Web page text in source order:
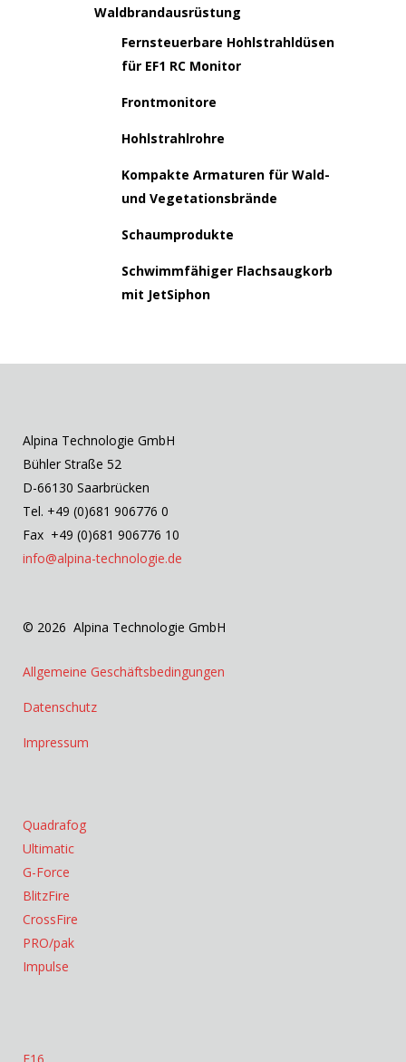
Waldbrandausrüstung
Fernsteuerbare Hohlstrahldüsen
für EF1 RC Monitor
Frontmonitore
Hohlstrahlrohre
Kompakte Armaturen für Wald-
und Vegetationsbrände
Schaumprodukte
Schwimmfähiger Flachsaugkorb
mit JetSiphon
Alpina Technologie GmbH
Bühler Straße 52
D-66130 Saarbrücken
Tel. +49 (0)681 906776 0
Fax +49 (0)681 906776 10
info@alpina-technologie.de
© 2026 Alpina Technologie GmbH
Allgemeine Geschäftsbedingungen
Datenschutz
Impressum
Quadrafog
Ultimatic
G-Force
BlitzFire
CrossFire
PRO/pak
Impulse